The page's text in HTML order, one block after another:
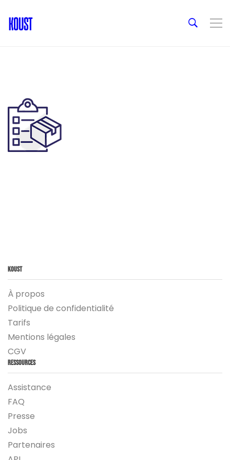
Koust
À propos
Politique de confidentialité
Tarifs
Mentions légales
CGV
Ressources
Assistance
FAQ
Presse
Jobs
Partenaires